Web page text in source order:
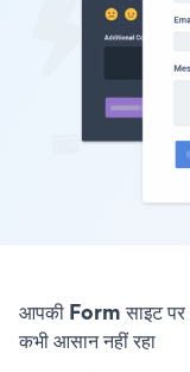
आपकी Form साइट
कभी आसान नहीं रहा